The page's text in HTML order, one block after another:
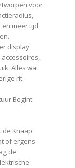
voor
meer tijd
display,
Alles wat
rit.
Begint
de Knaap
of ergens
de